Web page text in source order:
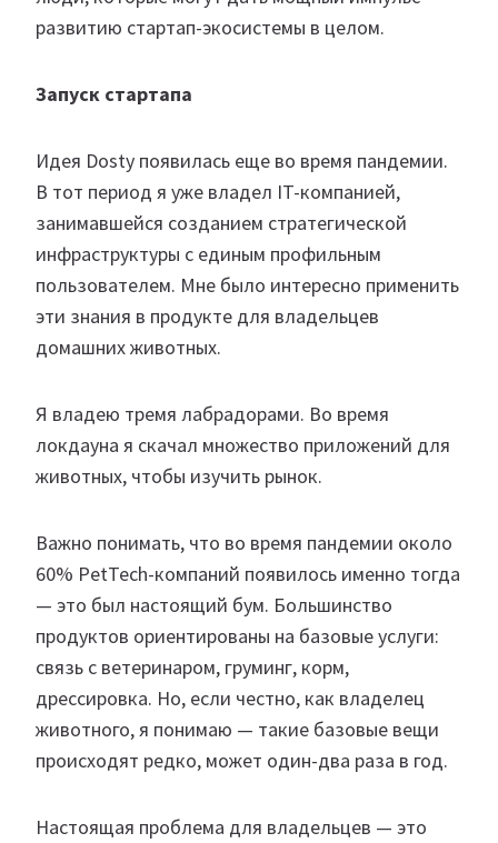
развитию стартап-экосистемы в целом.
Запуск стартапа
Идея Dosty появилась еще во время пандемии.
В тот период я уже владел IT-компанией,
занимавшейся созданием стратегической
инфраструктуры с единым профильным
пользователем. Мне было интересно применить
эти знания в продукте для владельцев
домашних животных.
Я владею тремя лабрадорами. Во время
локдауна я скачал множество приложений для
животных, чтобы изучить рынок.
Важно понимать, что во время пандемии около
60% PetTech-компаний появилось именно тогда
— это был настоящий бум. Большинство
продуктов ориентированы на базовые услуги:
связь с ветеринаром, груминг, корм,
дрессировка. Но, если честно, как владелец
животного, я понимаю — такие базовые вещи
происходят редко, может один-два раза в год.
Настоящая проблема для владельцев — это